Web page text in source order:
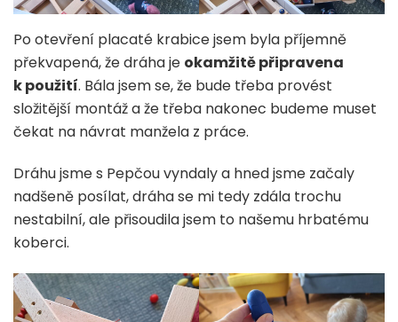
Po otevření placaté krabice jsem byla příjemně
překvapená, že dráha je okamžitě připravena
k použití. Bála jsem se, že bude třeba provést
složitější montáž a že třeba nakonec budeme muset
čekat na návrat manžela z práce.
Dráhu jsme s Pepčou vyndaly a hned jsme začaly
nadšeně posílat, dráha se mi tedy zdála trochu
nestabilní, ale přisoudila jsem to našemu hrbatému
koberci.